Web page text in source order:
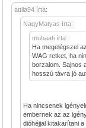
attila94 írta:
NagyMatyas írta:
muhaati írta:
Ha megelégszel
WAG retket, ha
borzalom. Sajnos
hosszú távra jó
Ha nincsenek
embernek az az
dióhéjjal kitakarítani